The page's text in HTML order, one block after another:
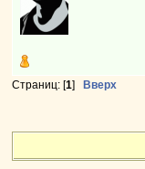
Страниц: [1] Вверх